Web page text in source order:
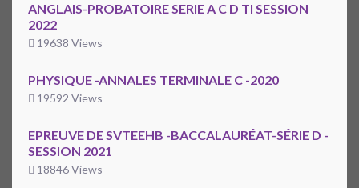
ANGLAIS-PROBATOIRE SERIE A C D TI SESSION
2022
19638 Views
PHYSIQUE -ANNALES TERMINALE C -2020
19592 Views
EPREUVE DE SVTEEHB -BACCALAURÉAT-SÉRIE D -
SESSION 2021
18846 Views